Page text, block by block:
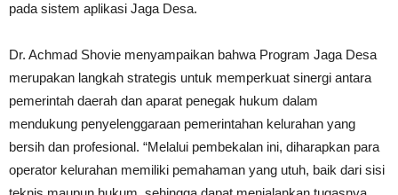
pada sistem aplikasi Jaga Desa.
Dr. Achmad Shovie menyampaikan bahwa Program Jaga Desa
merupakan langkah strategis untuk memperkuat sinergi antara
pemerintah daerah dan aparat penegak hukum dalam
mendukung penyelenggaraan pemerintahan kelurahan yang
bersih dan profesional. “Melalui pembekalan ini, diharapkan para
operator kelurahan memiliki pemahaman yang utuh, baik dari sisi